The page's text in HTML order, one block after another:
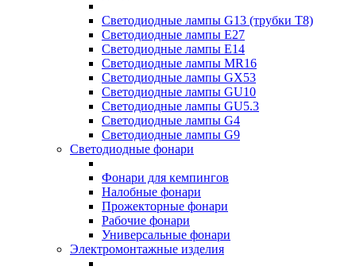
Светодиодные лампы G13 (трубки T8)
Светодиодные лампы Е27
Светодиодные лампы Е14
Светодиодные лампы MR16
Светодиодные лампы GX53
Светодиодные лампы GU10
Светодиодные лампы GU5.3
Светодиодные лампы G4
Светодиодные лампы G9
Светодиодные фонари
Фонари для кемпингов
Налобные фонари
Прожекторные фонари
Рабочие фонари
Универсальные фонари
Электромонтажные изделия